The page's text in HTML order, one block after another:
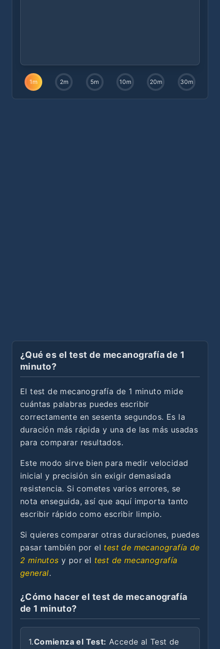
1 m 2m 5m 10m 20m 30m
¿Qué es el test de mecanografía de 1
minuto?
El test de mecanografía de 1 minuto mide
cuántas palabras puedes escribir
correctamente en sesenta segundos. Es la
duración más rápida y una de las más usadas
para comparar resultados.
Este modo sirve bien para medir velocidad
inicial y precisión sin exigir demasiada
resistencia. Si cometes varios errores, se
nota enseguida, así que aquí importa tanto
escribir rápido como escribir limpio.
Si quieres comparar otras duraciones, puedes
pasar también por el test de mecanografía de
2 minutos y por el test de mecanografía
general.
¿Cómo hacer el test de mecanografía
de 1 minuto?
1.Comienza el Test: Accede al Test de